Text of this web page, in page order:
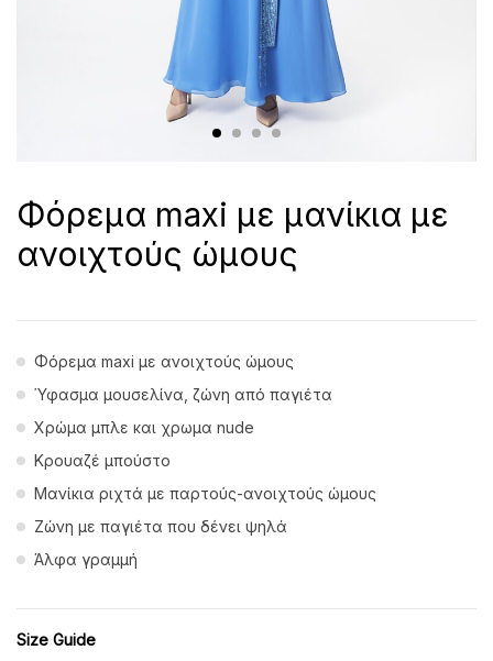
Φόρεμα maxi με μανίκια με
ανοιχτούς ώμους
Φόρεμα maxi με ανοιχτούς ώμους
Ύφασμα μουσελίνα, ζώνη από παγιέτα
Χρώμα μπλε και χρωμα nude
Κρουαζέ μπούστο
Μανίκια ριχτά με παρτούς-ανοιχτούς ώμους
Ζώνη με παγιέτα που δένει ψηλά
Άλφα γραμμή
Size Guide